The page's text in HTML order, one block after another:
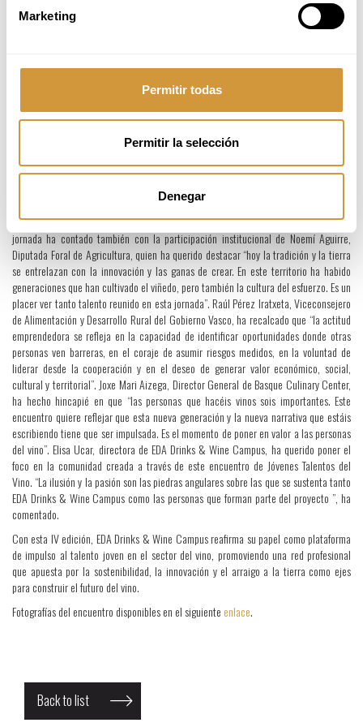
Marketing
Permitir todas
Permitir la selección
Denegar
Ignacio Junguitu. Gemma Miró (del proyecto Gemma Miró), fue la primera en tomar
vinos”. Miguel Eguíluz, de Cupani, expuso que “estar en la viña en el día a día es una
de las cuestiones más importantes para poder ser un buen viticultor”. Annabelle
poder aprender mano a mano con personas que verdaderamente saben de
da mucha información, pero hay cuestiones que son impredecibles, como por
ejemplo ciertas cuestiones climatológicas”.
Tras las ponencias, los y las asistentes han podido disfrutar de una degustación de
vinos elaborados por los propios jóvenes productores en un ambiente distendido que
ha favorecido la conexión y el diálogo entre generaciones, territorios y proyectos. La
jornada ha contado también con la participación institucional de Noemí Aguirre,
Diputada Foral de Agricultura, quien ha querido destacar “hoy la tradición y la tierra
se entrelazan con la innovación y las ganas de crear. En este territorio ha habido
generaciones que han cultivado el viñedo, pero también la cultura del esfuerzo. Es un
placer ver tanto talento reunido en esta jornada”. Raúl Pérez Iratxeta, Viceconsejero
de Alimentación y Desarrollo Rural del Gobierno Vasco, ha recalcado que “la actitud
emprendedora se refleja en la capacidad de identificar oportunidades donde otras
personas ven barreras, en el coraje de asumir riesgos medidos, en la voluntad de
liderar desde la cooperación y en el deseo de generar valor económico, social,
cultural y territorial”. Joxe Mari Aizega, Director General de Basque Culinary Center,
ha hecho hincapié en que “las personas que hacéis vinos sois importantes. Este
encuentro quiere reflejar que esta nueva generación y la nueva narrativa que estáis
escribiendo tiene que ser impulsada. Es el momento de poner en valor a las personas
del vino”. Elisa Ucar, directora de EDA Drinks & Wine Campus, ha querido poner el
foco en la comunidad creada a través de este encuentro de Jóvenes Talentos del
Vino. “La ilusión y la pasión son las piedras angulares sobre las que se sustenta tanto
EDA Drinks & Wine Campus como las personas que forman parte del proyecto ”, ha
comentado.
Con esta IV edición, EDA Drinks & Wine Campus reafirma su papel como plataforma
de impulso al talento joven en el sector del vino, promoviendo una red profesional
que apuesta por la sostenibilidad, la innovación y el arraigo a la tierra como ejes
para construir el futuro del vino.
Fotografías del encuentro disponibles en el siguiente enlace.
Back to list